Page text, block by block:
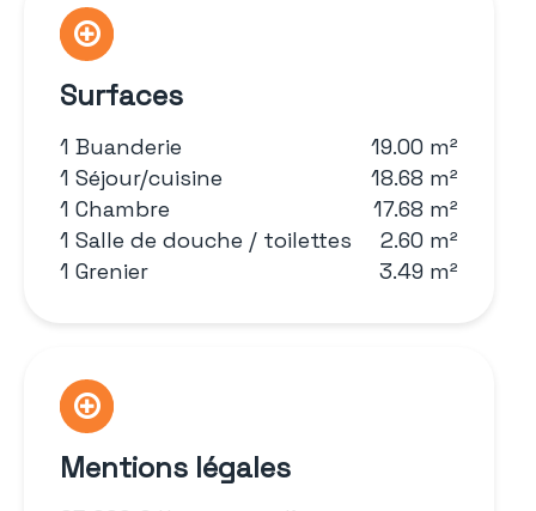
Surfaces
1 Buanderie
19.00 m²
1 Séjour/cuisine
18.68 m²
1 Chambre
17.68 m²
1 Salle de douche / toilettes
2.60 m²
1 Grenier
3.49 m²
Mentions légales